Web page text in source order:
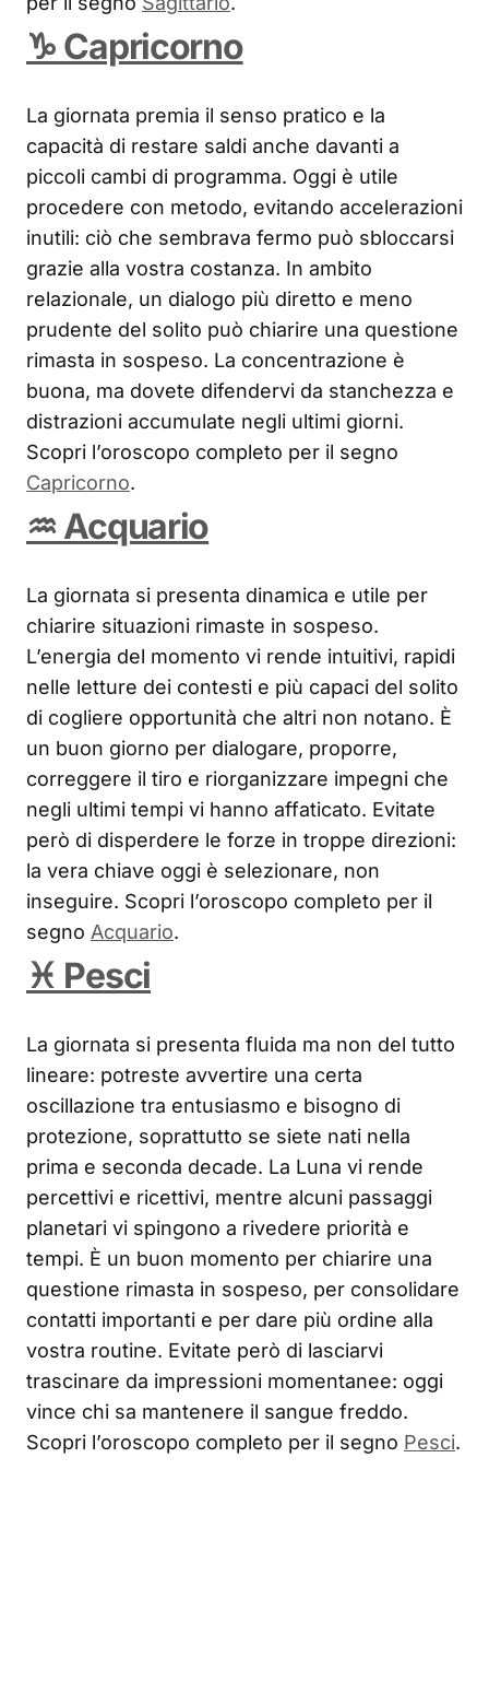
♑ Capricorno
La giornata premia il senso pratico e la
capacità di restare saldi anche davanti a
piccoli cambi di programma. Oggi è utile
procedere con metodo, evitando accelerazioni
inutili: ciò che sembrava fermo può sbloccarsi
grazie alla vostra costanza. In ambito
relazionale, un dialogo più diretto e meno
prudente del solito può chiarire una questione
rimasta in sospeso. La concentrazione è
buona, ma dovete difendervi da stanchezza e
distrazioni accumulate negli ultimi giorni.
Scopri l’oroscopo completo per il segno
Capricorno.
♒ Acquario
La giornata si presenta dinamica e utile per
chiarire situazioni rimaste in sospeso.
L’energia del momento vi rende intuitivi, rapidi
nelle letture dei contesti e più capaci del solito
di cogliere opportunità che altri non notano. È
un buon giorno per dialogare, proporre,
correggere il tiro e riorganizzare impegni che
negli ultimi tempi vi hanno affaticato. Evitate
però di disperdere le forze in troppe direzioni:
la vera chiave oggi è selezionare, non
inseguire. Scopri l’oroscopo completo per il
segno Acquario.
♓ Pesci
La giornata si presenta fluida ma non del tutto
lineare: potreste avvertire una certa
oscillazione tra entusiasmo e bisogno di
protezione, soprattutto se siete nati nella
prima e seconda decade. La Luna vi rende
percettivi e ricettivi, mentre alcuni passaggi
planetari vi spingono a rivedere priorità e
tempi. È un buon momento per chiarire una
questione rimasta in sospeso, per consolidare
contatti importanti e per dare più ordine alla
vostra routine. Evitate però di lasciarvi
trascinare da impressioni momentanee: oggi
vince chi sa mantenere il sangue freddo.
Scopri l’oroscopo completo per il segno Pesci.